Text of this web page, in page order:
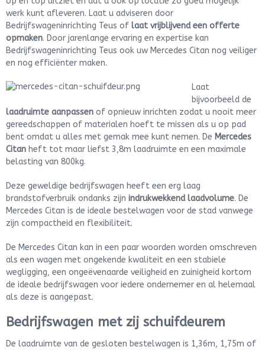
werk kunt afleveren. Laat u adviseren door
Bedrijfswageninrichting Teus of laat vrijblijvend een offerte
opmaken. Door jarenlange ervaring en expertise kan
Bedrijfswageninrichting Teus ook uw Mercedes Citan nog veiliger
en nog efficiënter maken.
Laat
bijvoorbeeld de
laadruimte aanpassen of opnieuw inrichten zodat u nooit meer
gereedschappen of materialen hoeft te missen als u op pad
bent omdat u alles met gemak mee kunt nemen. De Mercedes
Citan heft tot maar liefst 3,8m laadruimte en een maximale
belasting van 800kg.
Deze geweldige bedrijfswagen heeft een erg laag
brandstofverbruik ondanks zijn indrukwekkend laadvolume. De
Mercedes Citan is de ideale bestelwagen voor de stad vanwege
zijn compactheid en flexibiliteit.
De Mercedes Citan kan in een paar woorden worden omschreven
als een wagen met ongekende kwaliteit en een stabiele
wegligging, een ongeëvenaarde veiligheid en zuinigheid kortom
de ideale bedrijfswagen voor iedere ondernemer en al helemaal
als deze is aangepast.
Bedrijfswagen met zij schuifdeurem
De laadruimte van de gesloten bestelwagen is 1,36m, 1,75m of